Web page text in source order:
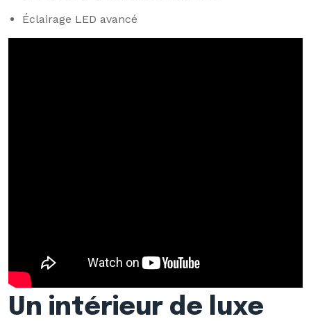
Éclairage LED avancé
Un intérieur de luxe